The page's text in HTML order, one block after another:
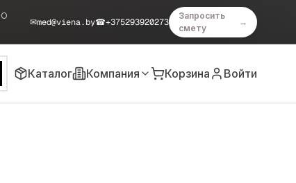
✉med@viena.by☎+375293920273
Запросить
смету
→
Каталог Компания Корзина Войти